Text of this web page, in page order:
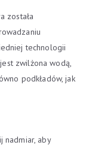
została
technologii
zwilżona wodą,
podkładów, jak
nadmiar, aby